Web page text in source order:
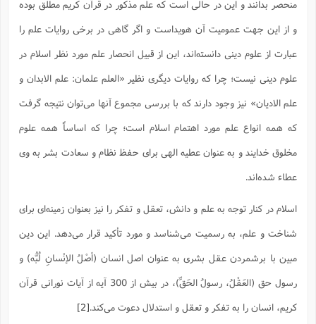
منحصر بدانند و این در حالی است که علم مذکور در قرآن کریم مطلق بوده
و از این جهت عمومیت آن هویداست و اگر گاهی در برخی روایات علم را
عبارت از علوم دینی دانسته‌اند، این از قبیل انحصار علم مورد نظر اسلام در
علوم دینی نیست؛ چرا که روایات دیگری نظیر «العلم علمان: علم الابدان و
علم الادیان» نیز وجود دارند که با بررسی مجموع آنها می‌توان نتیجه گرفت
که همه انواع علم مورد اهتمام اسلام است؛ چرا که اساساً همه علوم
مخلوق خدایند و به عنوان عطیه الهی برای حفظ نظام و سعادت بشر به وی
عطاء شده‌اند.
اسلام در کنار توجه به علم و دانش، تعقل و تفکر را نیز بعنوان زمینه‌ای برای
شناخت و علم، به رسمیت می‌شناسد و مورد تأکید قرار می‌دهد. این دین
مبین با برشمردن عقل بشری به عنوان اصل انسان (أصْلُ الإنْسانِ لُبُّه) و
رسول حق (العَقْلُ، رسولُ الحَقِّ)، در بیش از 300 آیه از آیات نورانی قرآن
کریم، انسان را به تفکر و تعقل و استدلال دعوت می‌کند.[2]